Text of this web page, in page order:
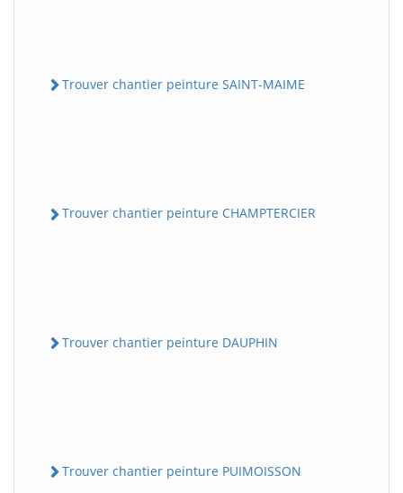
Trouver chantier peinture SAINT-MAIME
Trouver chantier peinture CHAMPTERCIER
Trouver chantier peinture DAUPHIN
Trouver chantier peinture PUIMOISSON